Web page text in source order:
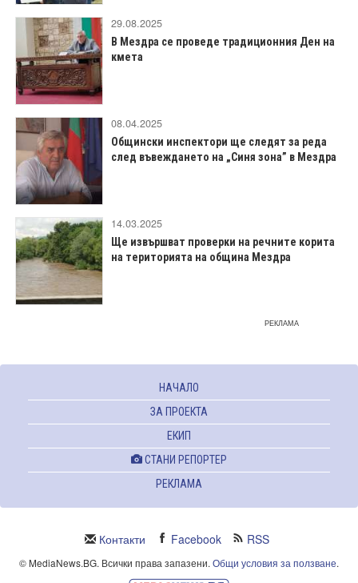
29.08.2025
В Мездра се проведе традиционния Ден на
кмета
08.04.2025
Общински инспектори ще следят за реда
след въвеждането на „Синя зона” в Мездра
14.03.2025
Ще извършват проверки на речните корита
на територията на община Мездра
РЕКЛАМА
НАЧАЛО
ЗА ПРОЕКТА
ЕКИП
СТАНИ РЕПОРТЕР
РЕКЛАМА
Контакти Facebook RSS
© MediaNews.BG. Всички права запазени. Общи условия за ползване.